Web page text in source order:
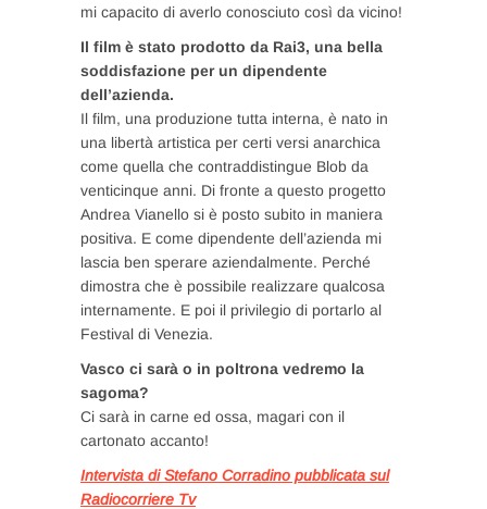
mi capacito di averlo conosciuto così da vicino!
Il film è stato prodotto da Rai3, una bella
soddisfazione per un dipendente
dell’azienda.
Il film, una produzione tutta interna, è nato in
una libertà artistica per certi versi anarchica
come quella che contraddistingue Blob da
venticinque anni. Di fronte a questo progetto
Andrea Vianello si è posto subito in maniera
positiva. E come dipendente dell’azienda mi
lascia ben sperare aziendalmente. Perché
dimostra che è possibile realizzare qualcosa
internamente. E poi il privilegio di portarlo al
Festival di Venezia.
Vasco ci sarà o in poltrona vedremo la
sagoma?
Ci sarà in carne ed ossa, magari con il
cartonato accanto!
Intervista di Stefano Corradino pubblicata sul
Radiocorriere Tv